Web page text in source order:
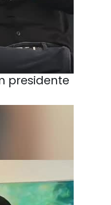
presidente